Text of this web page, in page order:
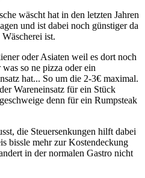
wäscht hat in den letzten Jahren
und ist dabei noch günstiger da
ist.
oder Asiaten weil es dort noch
so ne pizza oder ein
hat... So um die 2-3€ maximal.
Wareneinsatz für ein Stück
denn für ein Rumpsteak
die Steuersenkungen hilft dabei
bissle mehr zur Kostendeckung
in der normalen Gastro nicht